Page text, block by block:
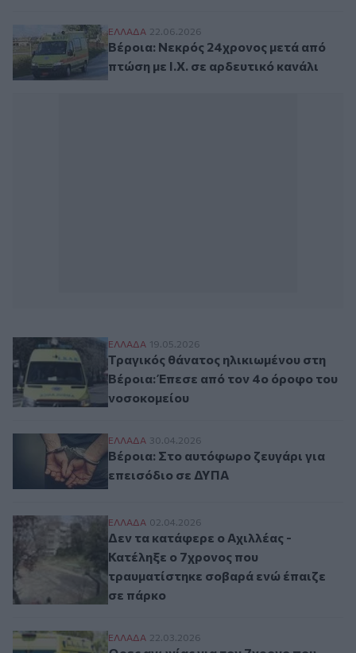
Βέροια: Νεκρός 24χρονος μετά από
ΕΛΛAΔΑ 22.06.2026
Βέροια: Νεκρός 24χρονος μετά από
πτώση με Ι.Χ. σε αρδευτικό κανάλι
Τραγικός θάνατος ηλικιωμένου στη
ΕΛΛAΔΑ 19.05.2026
Τραγικός θάνατος ηλικιωμένου στη
Βέροια: Έπεσε από τον 4ο όροφο του
νοσοκομείου
Βέροια: Στο αυτόφωρο ζευγάρι για
ΕΛΛAΔΑ 30.04.2026
Βέροια: Στο αυτόφωρο ζευγάρι για
επεισόδιο σε ΔΥΠΑ
Δεν τα κατάφερε o Αχιλλέας - Κατέληξε
ΕΛΛAΔΑ 02.04.2026
Δεν τα κατάφερε o Αχιλλέας -
Κατέληξε ο 7χρονος που
τραυματίστηκε σοβαρά ενώ έπαιζε
σε πάρκο
Ωρες αγωνίας για τον 7χρονο που
ΕΛΛAΔΑ 22.03.2026